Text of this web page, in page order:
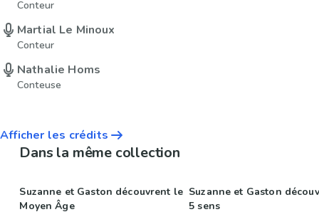
Conteur
Martial Le Minoux
Conteur
Nathalie Homs
Conteuse
Afficher les crédits
Dans la même collection
Suzanne et Gaston découvrent le
Moyen Âge
Suzanne et Gaston
5 sens